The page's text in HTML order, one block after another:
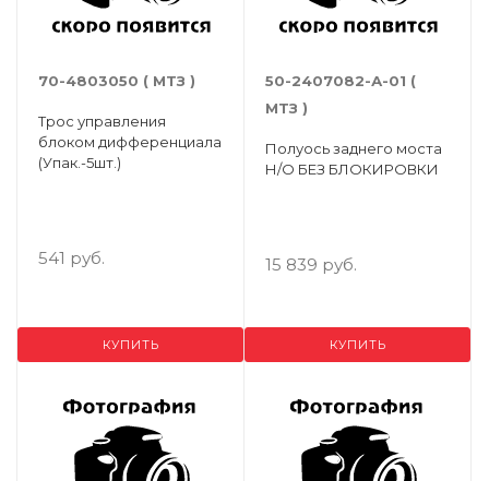
70-4803050 ( МТЗ )
Трос управления
блоком дифференциала
(Упак.-5шт.)
541 руб.
КУПИТЬ
50-2407082-А-01 (
МТЗ )
Полуось заднего моста
Н/О БЕЗ БЛОКИРОВКИ
15 839 руб.
КУПИТЬ